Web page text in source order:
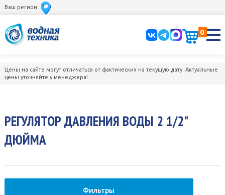
Ваш регион:
0
Цены на сайте могут отличаться от фактических на текущую дату. Актуальные
цены уточняйте у менеджера!
РЕГУЛЯТОР ДАВЛЕНИЯ ВОДЫ 2 1/2"
ДЮЙМА
Фильтры